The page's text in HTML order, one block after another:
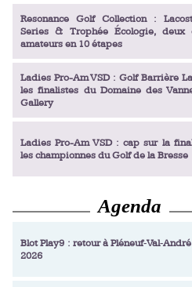
Resonance Golf Collection :
Series & Trophée Écologie, deux
amateurs en 10 étapes
Ladies Pro-Am VSD : Golf Barrière
les finalistes du Domaine des
Gallery
Ladies Pro-Am VSD : cap sur la
les championnes du Golf de la Bresse
Ladies Pro-Am VSD : Golf du
décrochent leur billet pour la finale
Enfin un livre de golf pensé pour les
Agenda
Blot Play9 : retour à
2026